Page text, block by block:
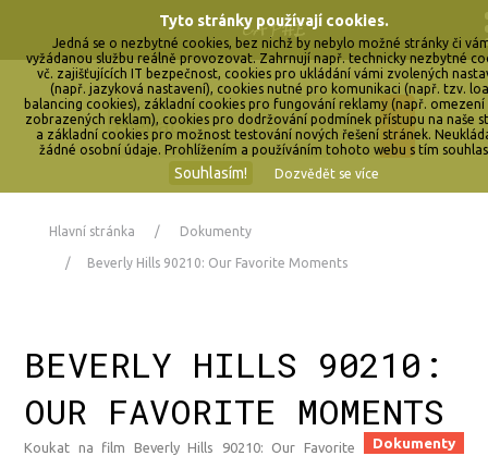
Hlavní stránka Dokumenty
Beverly Hills 90210: Our Favorite Moments
BEVERLY HILLS 90210:
OUR FAVORITE MOMENTS
Dokumenty
Koukat na film Beverly Hills 90210: Our Favorite
Tyto stránky používají cookies.
Jedná se o nezbytné cookies, bez nichž by nebylo možné stránky či
vyžádanou službu reálně provozovat. Zahrnují např. technicky nezbytné
vč. zajišťujících IT bezpečnost, cookies pro ukládání vámi zvolených
(např. jazyková nastavení), cookies nutné pro komunikaci (např. tzv.
balancing cookies), základní cookies pro fungování reklamy (např.
zobrazených reklam), cookies pro dodržování podmínek přístupu na naše
a základní cookies pro možnost testování nových řešení stránek.
žádné osobní údaje. Prohlížením a používáním tohoto webu s tím
Souhlasím! Dozvědět se více